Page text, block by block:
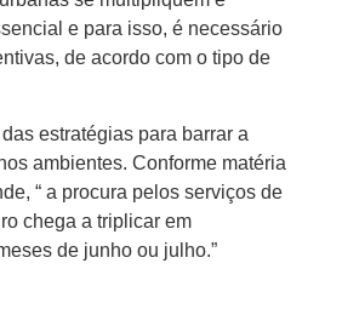
e para isso, é necessário
de acordo com o tipo de
estratégias para barrar a
ambientes. Conforme matéria
“ a procura pelos serviços de
chega a triplicar em
de junho ou julho.”